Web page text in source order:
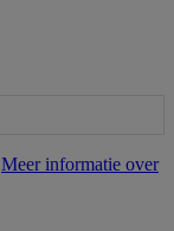
Meer informatie over